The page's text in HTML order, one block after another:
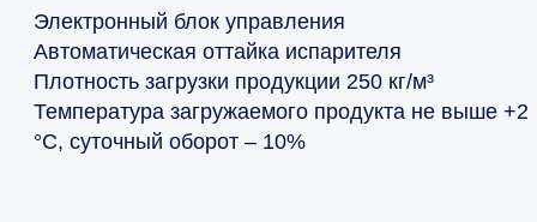
Электронный блок управления
Автоматическая оттайка испарителя
Плотность загрузки продукции 250 кг/м³
Температура загружаемого продукта не выше
°С, суточный оборот – 10%